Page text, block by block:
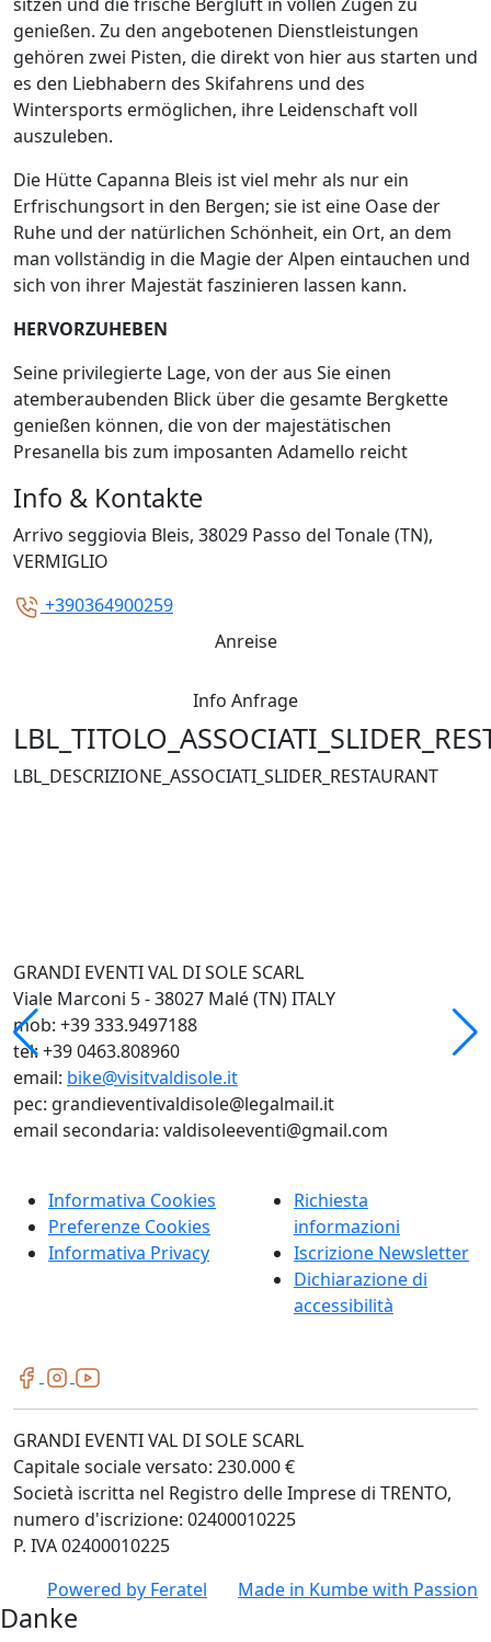
Info & Kontakte
Arrivo seggiovia Bleis, 38029 Passo del Tonale (TN),
VERMIGLIO
+390364900259
Anreise
Info Anfrage
genießen. Zu den angebotenen Dienstleistungen
gehören zwei Pisten, die direkt von hier aus starten und
es den Liebhabern des Skifahrens und des
Wintersports ermöglichen, ihre Leidenschaft voll
auszuleben.
Die Hütte Capanna Bleis ist viel mehr als nur ein
Erfrischungsort in den Bergen; sie ist eine Oase der
Ruhe und der natürlichen Schönheit, ein Ort, an dem
man vollständig in die Magie der Alpen eintauchen und
sich von ihrer Majestät faszinieren lassen kann.
HERVORZUHEBEN
Seine privilegierte Lage, von der aus Sie einen
atemberaubenden Blick über die gesamte Bergkette
genießen können, die von der majestätischen
Presanella bis zum imposanten Adamello reicht
LBL_DESCRIZIONE_ASSOCIATI_SLIDER_RESTAURANT
GRANDI EVENTI VAL DI SOLE SCARL
Viale Marconi 5 - 38027 Malé (TN) ITALY
mob: +39 333.9497188
tel: +39 0463.808960
email: bike@visitvaldisole.it
pec: grandieventivaldisole@legalmail.it
email secondaria: valdisoleeventi@gmail.com
Informativa Cookies
Preferenze Cookies
Informativa Privacy
Richiesta
informazioni
Iscrizione Newsletter
Dichiarazione di
accessibilità
GRANDI EVENTI VAL DI SOLE SCARL
Capitale sociale versato: 230.000 €
Società iscritta nel Registro delle Imprese di TRENTO,
numero d'iscrizione: 02400010225
P. IVA 02400010225
Powered by Feratel Made in Kumbewith Passion
Danke